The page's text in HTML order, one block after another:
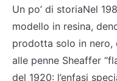
Un po’ di storiaNel
modello in resina,
prodotta solo in nero,
alle penne Sheaffer
del 1920: l’enfasi